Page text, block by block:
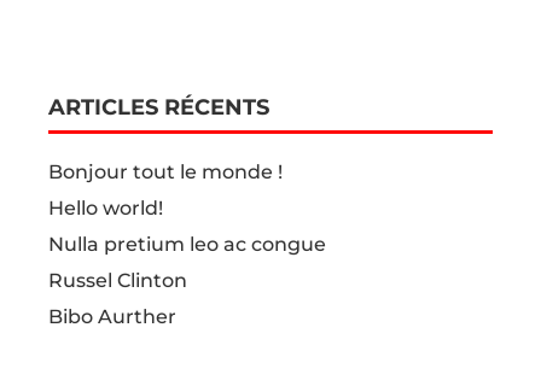
ARTICLES RÉCENTS
Bonjour tout le monde !
Hello world!
Nulla pretium leo ac congue
Russel Clinton
Bibo Aurther